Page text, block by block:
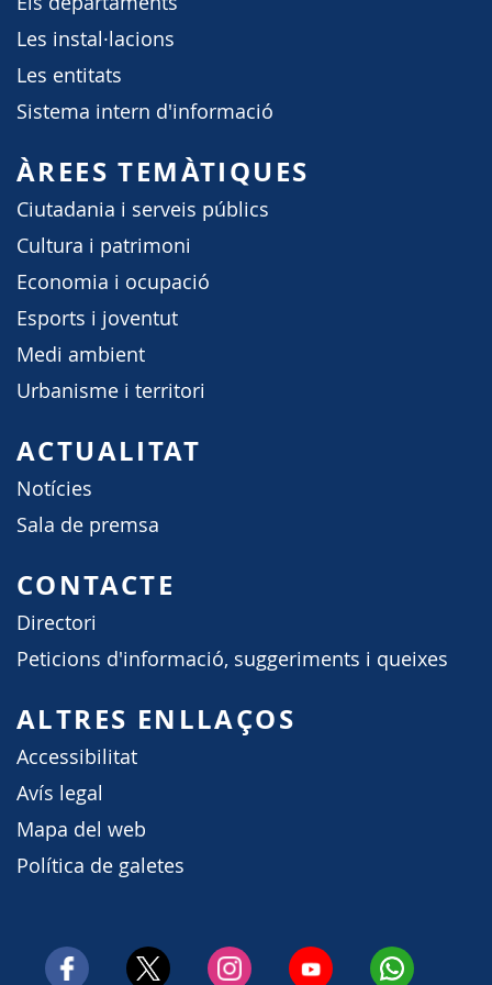
Les instal·lacions
Les entitats
Sistema intern d'informació
ÀREES TEMÀTIQUES
Ciutadania i serveis públics
Cultura i patrimoni
Economia i ocupació
Esports i joventut
Medi ambient
Urbanisme i territori
ACTUALITAT
Notícies
Sala de premsa
CONTACTE
Directori
Peticions d'informació, suggeriments i queixes
ALTRES ENLLAÇOS
Accessibilitat
Avís legal
Mapa del web
Política de galetes